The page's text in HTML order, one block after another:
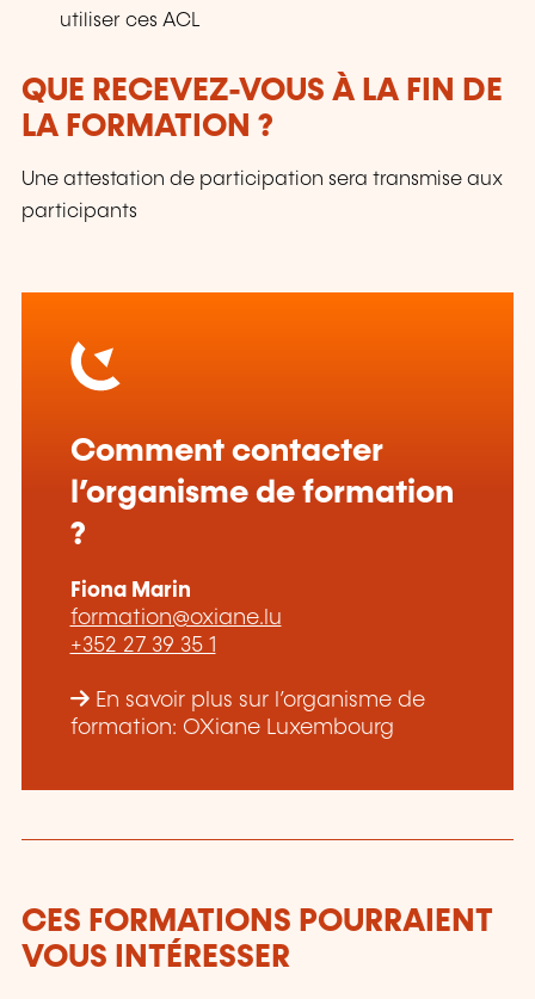
utiliser ces ACL
QUE RECEVEZ-VOUS À LA FIN DE
LA FORMATION ?
Une attestation de participation sera transmise aux
participants
Comment contacter
l’organisme de formation
?
Fiona Marin
formation@oxiane.lu
+352 27 39 35 1
En savoir plus sur l’organisme de
formation: OXiane Luxembourg
CES FORMATIONS POURRAIENT
VOUS INTÉRESSER